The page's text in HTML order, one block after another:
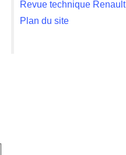
Revue technique
Plan du site